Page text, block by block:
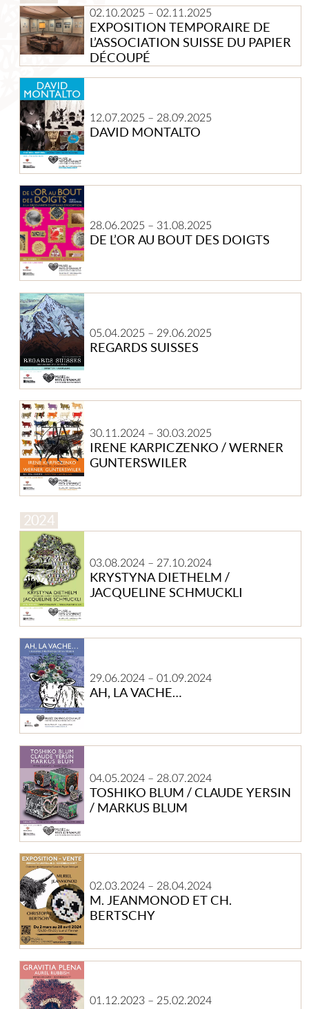
le
papier
découpé
EXPOSITION TEMPORAIRE DE
L’ASSOCIATION SUISSE DU PAPIER
DÉCOUPÉ
02.10.2025 –02.11.2025
Exposition
temporaire
de
l’Association
Suisse
du
papier
découpé
DAVID MONTALTO
12.07.2025 – 28.09.2025
DAVID
MONTALTO
DE L’OR AU BOUT DES DOIGTS
28.06.2025 – 31.08.2025
DE
L’OR
AU
BOUT
DES
DOIGTS
REGARDS SUISSES
05.04.2025 – 29.06.2025
REGARDS
SUISSES
IRENE KARPICZENKO / WERNER
GUNTERSWILER
30.11.2024 – 30.03.2025
Irene
Karpiczenko
/
Werner
Gunterswiler
KRYSTYNA DIETHELM /
JACQUELINE SCHMUCKLI
03.08.2024 – 27.10.2024
Krystyna
Diethelm
/
Jacqueline
Schmuckli
AH, LA VACHE…
29.06.2024 –01.09.2024
AH,
LA
VACHE…
TOSHIKO BLUM / CLAUDE YERSIN
/ MARKUS BLUM
04.05.2024 – 28.07.2024
Toshiko
Blum
/
Claude
Yersin
/
Markus
M. JEANMONOD ET CH.
BERTSCHY
02.03.2024 – 28.04.2024
M.
JEANMONOD
ET
CH.
BERTSCHY
01.12.2023 – 25.02.2024
GRAVITIA
PLENA
–